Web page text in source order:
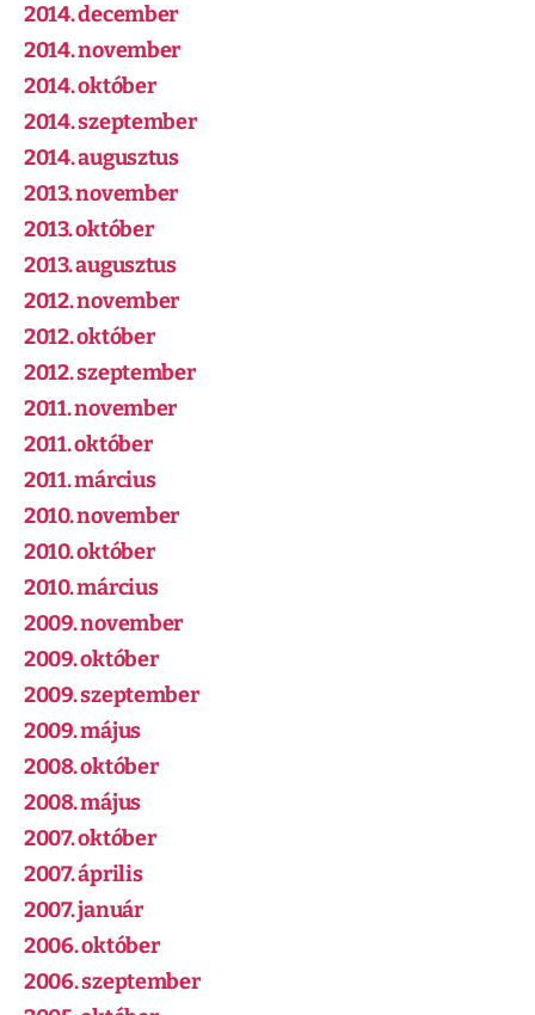
2014. december
2014. november
2014. október
2014. szeptember
2014. augusztus
2013. november
2013. október
2013. augusztus
2012. november
2012. október
2012. szeptember
2011. november
2011. október
2011. március
2010. november
2010. október
2010. március
2009. november
2009. október
2009. szeptember
2009. május
2008. október
2008. május
2007. október
2007. április
2007. január
2006. október
2006. szeptember